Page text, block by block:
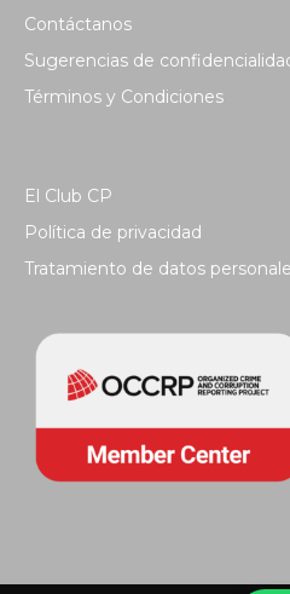
Contáctanos
Sugerencias de
Términos y Condiciones
El Club CP
Política de privacidad
Tratamiento de datos